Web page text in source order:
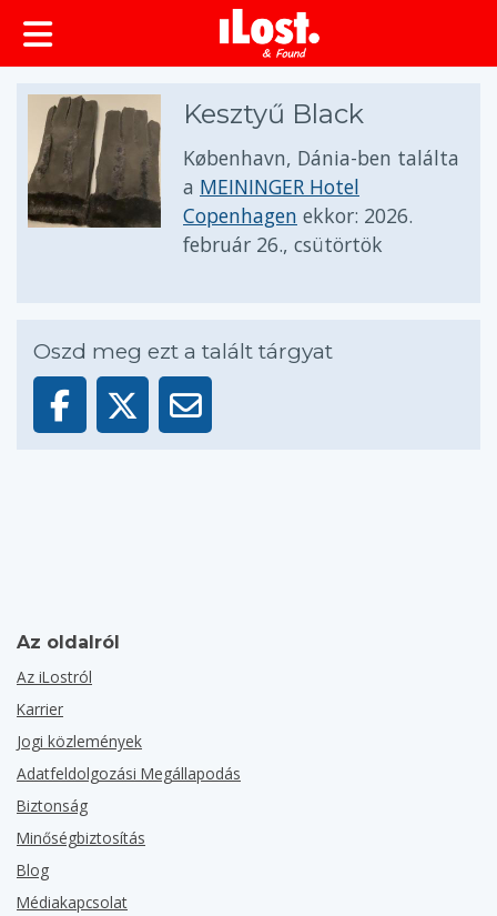
Kesztyű Black
København, Dánia-ben találta
a MEININGER Hotel
Copenhagen ekkor: 2026.
február 26., csütörtök
Oszd meg ezt a talált tárgyat
Az oldalról
Az iLostról
Karrier
Jogi közlemények
Adatfeldolgozási Megállapodás
Biztonság
Minőségbiztosítás
Blog
Médiakapcsolat